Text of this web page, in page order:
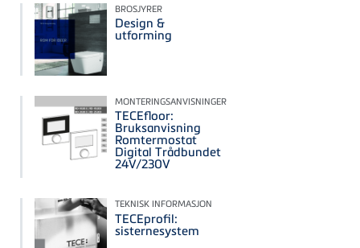
BROSJYRER
Design &
utforming
MONTERINGSANVISNINGER
TECEfloor:
Bruksanvisning
Romtermostat
Digital Trådbundet
24V/230V
TEKNISK INFORMASJON
TECEprofil:
sisternesystem